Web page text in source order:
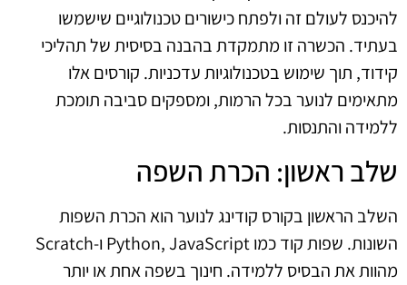
להיכנס לעולם זה ולפתח כישורים טכנולוגיים שישמשו
בעתיד. הכשרה זו מתמקדת בהבנה בסיסית של תהליכי
קידוד, תוך שימוש בטכנולוגיות עדכניות. קורסים אלו
מתאימים לנוער בכל הרמות, ומספקים סביבה תומכת
ללמידה והתנסות.
שלב ראשון: הכרת השפה
השלב הראשון בקורס קודינג לנוער הוא הכרת השפות
השונות. שפות קוד כמו Python, JavaScript ו-Scratch
מהוות את הבסיס ללמידה. חינוך בשפה אחת או יותר